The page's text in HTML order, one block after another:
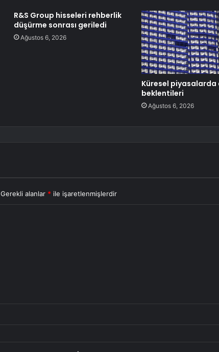
R&S Group hisseleri rehberlik
düşürme sonrası geriledi
Ağustos 6, 2026
Küresel piyasalarda
beklentileri
Ağustos 6, 2026
Gerekli alanlar * ile işaretlenmişlerdir